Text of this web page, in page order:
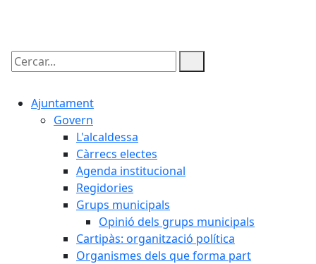
Cercar:
Ajuntament
Govern
L'alcaldessa
Càrrecs electes
Agenda institucional
Regidories
Grups municipals
Opinió dels grups municipals
Cartipàs: organització política
Organismes dels que forma part